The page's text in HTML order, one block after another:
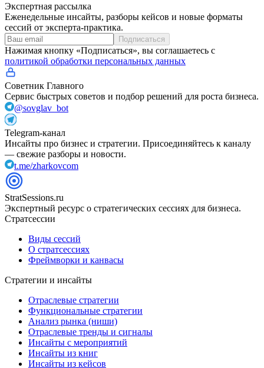
Экспертная рассылка
Еженедельные инсайты, разборы кейсов и новые форматы
сессий от эксперта-практика.
Подписаться
Нажимая кнопку «Подписаться», вы соглашаетесь с
политикой обработки персональных данных
Советник Главного
Сервис быстрых советов и подбор решений для роста бизнеса.
@sovglav_bot
Telegram-канал
Инсайты про бизнес и стратегии. Присоединяйтесь к каналу
— свежие разборы и новости.
t.me/zharkovcom
StratSessions.ru
Экспертный ресурс о стратегических сессиях для бизнеса.
Стратсессии
Виды сессий
О стратсессиях
Фреймворки и канвасы
Стратегии и инсайты
Отраслевые стратегии
Функциональные стратегии
Анализ рынка (ниши)
Отраслевые тренды и сигналы
Инсайты с мероприятий
Инсайты из книг
Инсайты из кейсов